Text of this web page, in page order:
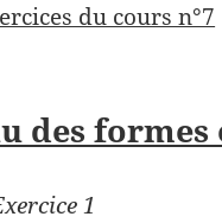
du cours n°7
des
1